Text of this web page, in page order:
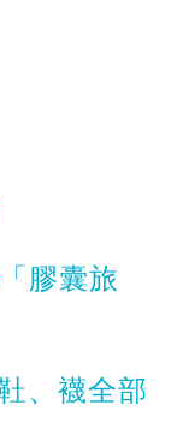
膠囊旅
、襪全部